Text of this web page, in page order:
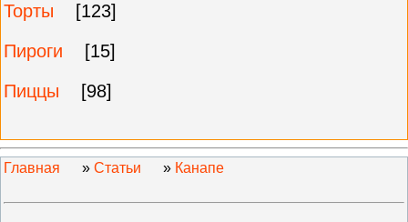
Торты
[123]
Пироги
[15]
Пиццы
[98]
Главная » Статьи » Канапе